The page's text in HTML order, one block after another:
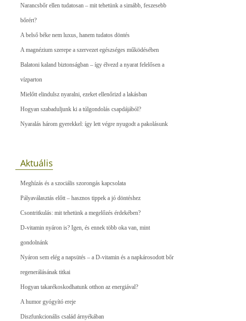
Narancsbőr ellen tudatosan – mit tehetünk a simább, feszesebb
bőrért?
A belső béke nem luxus, hanem tudatos döntés
A magnézium szerepe a szervezet egészséges működésében
Balatoni kaland biztonságban – így élvezd a nyarat felelősen a
vízparton
Mielőtt elindulsz nyaralni, ezeket ellenőrizd a lakásban
Hogyan szabaduljunk ki a túlgondolás csapdájából?
Nyaralás három gyerekkel: így lett végre nyugodt a pakolásunk
Aktuális
Meghízás és a szociális szorongás kapcsolata
Pályaválasztás előtt – hasznos tippek a jó döntéshez
Csontritkulás: mit tehetünk a megelőzés érdekében?
D-vitamin nyáron is? Igen, és ennek több oka van, mint
gondolnánk
Nyáron sem elég a napsütés – a D-vitamin és a napkárosodott bőr
regenerálásának titkai
Hogyan takarékoskodhatunk otthon az energiával?
A humor gyógyító ereje
Diszfunkcionális család árnyékában